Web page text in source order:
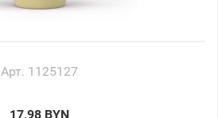
Арт. 1125127
17,98 BYN